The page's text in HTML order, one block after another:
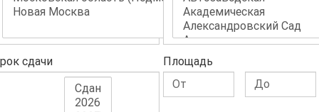
сдачи Площадь